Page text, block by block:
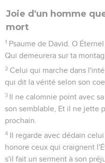
Joie d'un homme
mort
1 Psaume de David. O
Qui demeurera sur ta
2 Celui qui marche dans
qui dit la vérité selon son
3 Il ne calomnie point avec
son semblable, Et il ne jette
prochain.
4 Il regarde avec dédain
honore ceux qui craignent
s'il fait un serment à son